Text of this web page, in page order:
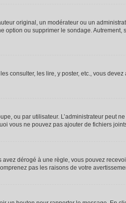
original, un modérateur ou un
option ou supprimer le sondage.
consulter, les lire, y poster, etc., vous
ou par utilisateur. L’administrateur
vous ne pouvez pas ajouter de fichiers
dérogé à une règle, vous pouvez
pas les raisons de votre